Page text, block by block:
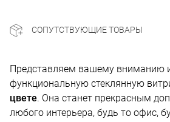
СОПУТСТВУЮЩИЕ ТОВАРЫ
Представляем вашему вниманию
функциональную стеклянную
цвете. Она станет прекрасным
любого интерьера, будь то офис,